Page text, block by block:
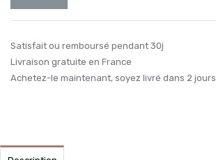
Satisfait ou remboursé pendant 30j
Livraison gratuite en France
Achetez-le maintenant, soyez livré dans 2 jours